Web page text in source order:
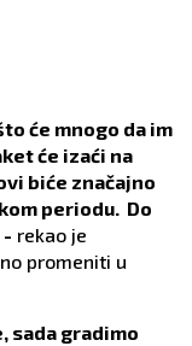
će mnogo da im
će izaći na
biće značajno
periodu. Do
- rekao je
promeniti u
sada gradimo